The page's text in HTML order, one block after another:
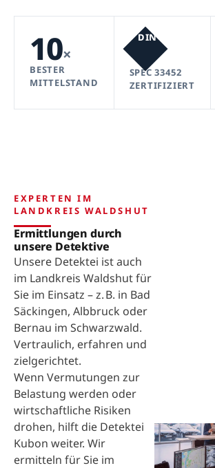
10×
BESTER
MITTELSTAND
DIN
SPEC 33452
ZERTIFIZIERT
EXPERTEN IM
LANDKREIS WALDSHUT
Ermittlungen durch
unsere Detektive
Unsere Detektei ist auch
im Landkreis Waldshut für
Sie im Einsatz – z. B. in Bad
Säckingen, Albbruck oder
Bernau im Schwarzwald.
Vertraulich, erfahren und
zielgerichtet.
Wenn Vermutungen zur
Belastung werden oder
wirtschaftliche Risiken
drohen, hilft die Detektei
Kubon weiter. Wir
ermitteln für Sie im